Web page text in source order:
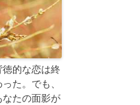
徳的な恋は終
た。でも、
なたの面影が